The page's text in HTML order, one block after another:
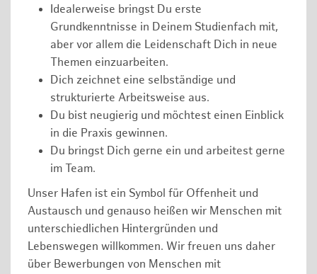
Idealerweise bringst Du erste
Grundkenntnisse in Deinem Studienfach mit,
aber vor allem die Leidenschaft Dich in neue
Themen einzuarbeiten.
Dich zeichnet eine selbständige und
strukturierte Arbeitsweise aus.
Du bist neugierig und möchtest einen Einblick
in die Praxis gewinnen.
Du bringst Dich gerne ein und arbeitest gerne
im Team.
Unser Hafen ist ein Symbol für Offenheit und
Austausch und genauso heißen wir Menschen mit
unterschiedlichen Hintergründen und
Lebenswegen willkommen. Wir freuen uns daher
über Bewerbungen von Menschen mit